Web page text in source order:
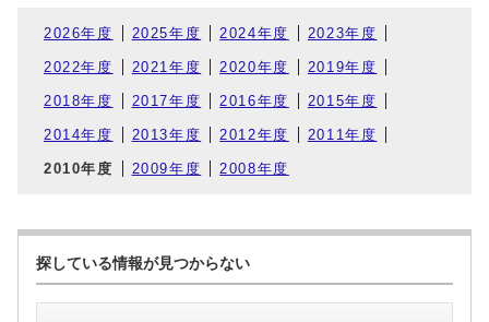
2026年度 2025年度 2024年度 2023年度
2022年度 2021年度 2020年度 2019年度
2018年度 2017年度 2016年度 2015年度
2014年度 2013年度 2012年度 2011年度
2010年度 2009年度 2008年度
探している情報が見つからない